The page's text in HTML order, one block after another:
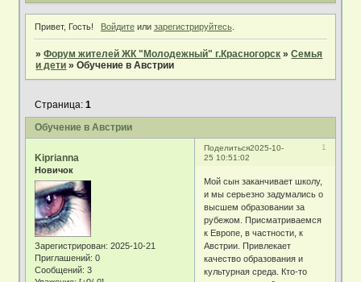
Привет, Гость! Войдитеили зарегистрируйтесь.
»Форум жителей ЖК "Молодежный" г.Красногорск »Семья
и дети »Обучение в Австрии
Обучение в Австрии
Страница:1
Поделиться 1
2025-10-
25 10:51:02
Kiprianna
Новичок
Зарегистрирован: 2025-10-21
Приглашений: 0
Сообщений: 3
Мой сын заканчивает школу,
и мы серьезно задумались о
высшем образовании за
рубежом. Присматриваемся
к Европе, в частности, к
Австрии. Привлекает
качество образования и
культурная среда. Кто-то